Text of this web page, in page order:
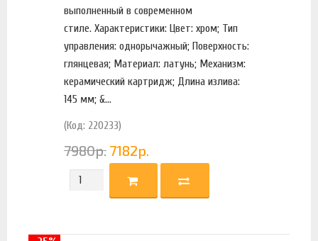
выполненный в современном
стиле. Характеристики: Цвет: хром; Тип
управления: однорычажный; Поверхность:
глянцевая; Материал: латунь; Механизм:
керамический картридж; Длина излива:
145 мм; &...
(Код: 220233)
7980р. 7182р.